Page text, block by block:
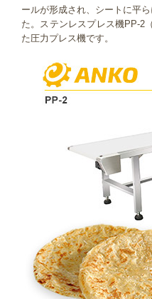
ールが形成され、シートに平
た。ステンレスプレス機PP-2
た圧力プレス機です。